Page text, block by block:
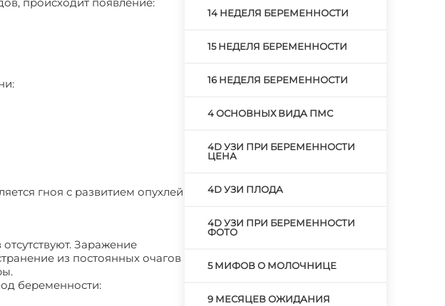
гноя с развитием опухлей
Заражение
из постоянных очагов
беременности:
14 НЕДЕЛЯ БЕРЕМЕННОСТИ
15 НЕДЕЛЯ БЕРЕМЕННОСТИ
16 НЕДЕЛЯ БЕРЕМЕННОСТИ
4 ОСНОВНЫХ ВИДА ПМС
4D УЗИ ПРИ БЕРЕМЕННОСТИ
ЦЕНА
4D УЗИ ПЛОДА
4D УЗИ ПРИ БЕРЕМЕННОСТИ
ФОТО
5 МИФОВ О МОЛОЧНИЦЕ
9 МЕСЯЦЕВ ОЖИДАНИЯ